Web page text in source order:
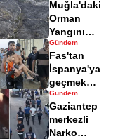
yaralandı
Muğla'daki
Orman
Yangını
Sonrası
Zarar Gören
Alanlar
Havadisinde
Gündem
Fas'tan
İspanya'ya
geçmek
isteyen
göçmenler
geri döndü
Gündem
Gaziantep
merkezli
Narko